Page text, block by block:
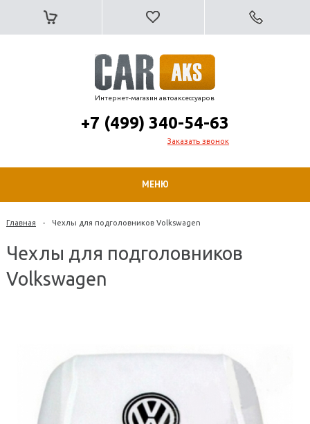
Интернет-магазин автоаксессуаров
+7 (499) 340-54-63
Заказать звонок
МЕНЮ
Главная - Чехлы для подголовников Volkswagen
Чехлы для подголовников
Volkswagen